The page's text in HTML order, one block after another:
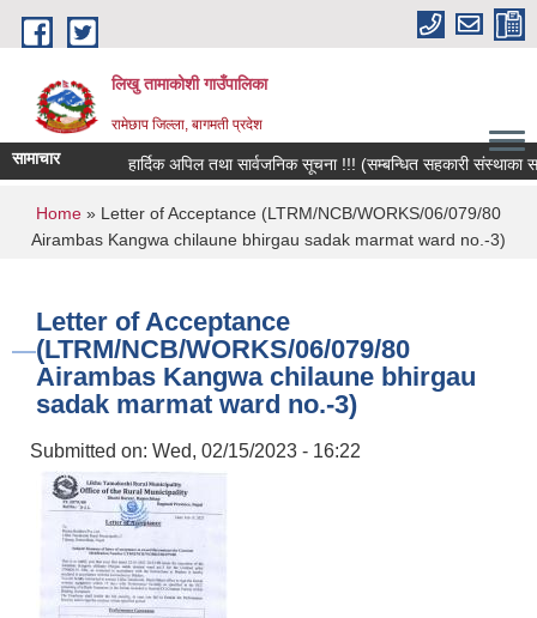
Skip to main content
लिखु तामाकोशी गाउँपालिका
रामेछाप जिल्ला, बागमती प्रदेश
सामाचार हार्दिक अपिल तथा सार्वजनिक सूचना !!! (सम्बन्धित सहकारी संस्थाका
You are here
Home » Letter of Acceptance (LTRM/NCB/WORKS/06/079/80
Airambas Kangwa chilaune bhirgau sadak marmat ward no.-3)
Letter of Acceptance
(LTRM/NCB/WORKS/06/079/80
Airambas Kangwa chilaune bhirgau
sadak marmat ward no.-3)
Submitted on: Wed, 02/15/2023 - 16:22